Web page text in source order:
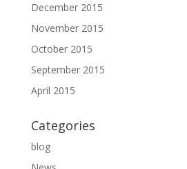
December 2015
November 2015
October 2015
September 2015
April 2015
Categories
blog